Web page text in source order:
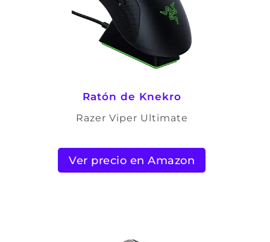
Ratón de Knekro
Razer Viper Ultimate
Ver precio en Amazon